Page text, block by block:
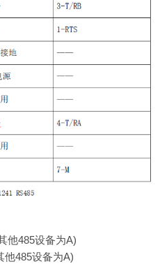
他485设备为A)
他485设备为A)